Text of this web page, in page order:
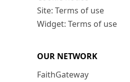
Site: Terms of use
Widget: Terms of use
OUR NETWORK
FaithGateway